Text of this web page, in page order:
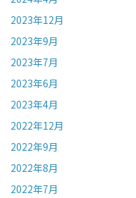
2023年12月
2023年9月
2023年7月
2023年6月
2023年4月
2022年12月
2022年9月
2022年8月
2022年7月